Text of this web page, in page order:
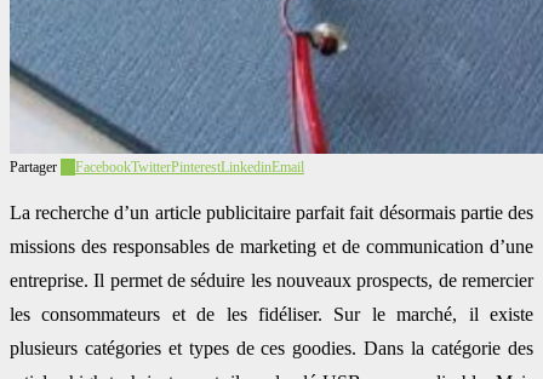
Partager FacebookTwitterPinterestLinkedinEmail
La recherche d’un article publicitaire parfait fait désormais partie des
missions des responsables de marketing et de communication d’une
entreprise. Il permet de séduire les nouveaux prospects, de remercier
les consommateurs et de les fidéliser. Sur le marché, il existe
plusieurs catégories et types de ces goodies. Dans la catégorie des